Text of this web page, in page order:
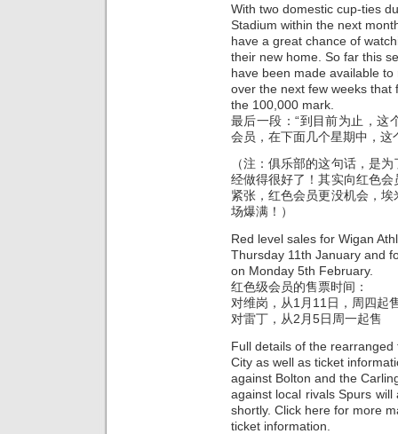
With two domestic cup-ties
Stadium within the next
have a great chance of
their new home. So far this
have been made available
over the next few weeks that
the 100,000 mark.
最后一段：“到目前为止，这
会员，在下面几个星期中，这
（注：俱乐部的这句话，是
经做得很好了！其实向红色
紧张，红色会员更没机会，
场爆满！）
Red level sales for Wigan
Thursday 11th January and
on Monday 5th February.
红色级会员的售票时间：
对维岗，从1月11日，周四起
对雷丁，从2月5日周一起售
Full details of the
City as well as ticket
against Bolton and the
against local rivals Spurs
shortly. Click here for more
ticket information.